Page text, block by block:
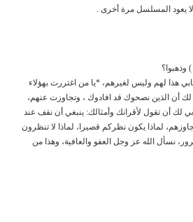
يعود المسلسل مرة أخرى .
هذا لهم وليس لغيرهم، *يا من اغتررت بهؤلاء
لك أن الذين نصحوك قد افادوك ، وتجاوزت عنهم،
لك أن تقول لأقرانك وأمثالك: ينبغي أن نقف عند
لماذا يكون نظركم قصيرا، لماذا لا تنظرون
نسأل الله عز وجل العفو والعافية، وهذا من